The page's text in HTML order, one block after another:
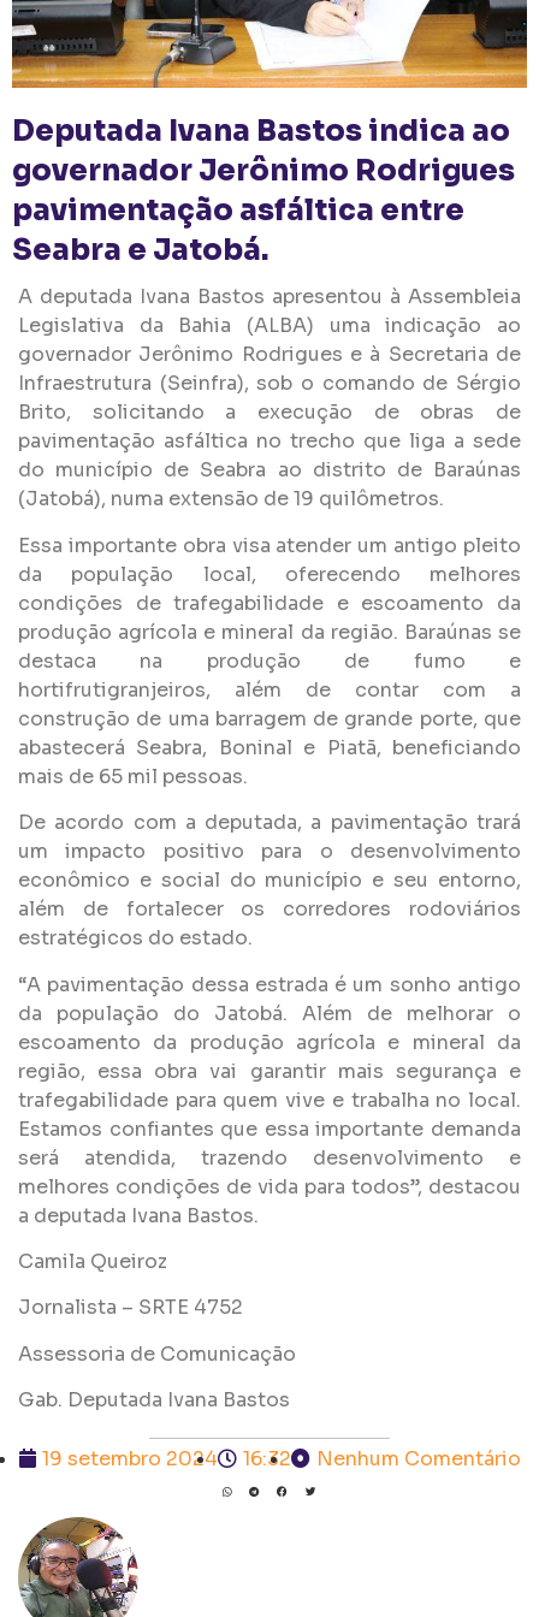
Deputada Ivana Bastos indica ao
governador Jerônimo Rodrigues
pavimentação asfáltica entre
Seabra e Jatobá.
A deputada Ivana Bastos apresentou à Assembleia
Legislativa da Bahia (ALBA) uma indicação ao
governador Jerônimo Rodrigues e à Secretaria de
Infraestrutura (Seinfra), sob o comando de Sérgio
Brito, solicitando a execução de obras de
pavimentação asfáltica no trecho que liga a sede
do município de Seabra ao distrito de Baraúnas
(Jatobá), numa extensão de 19 quilômetros.
Essa importante obra visa atender um antigo pleito
da população local, oferecendo melhores
condições de trafegabilidade e escoamento da
produção agrícola e mineral da região. Baraúnas se
destaca na produção de fumo e
hortifrutigranjeiros, além de contar com a
construção de uma barragem de grande porte, que
abastecerá Seabra, Boninal e Piatã, beneficiando
mais de 65 mil pessoas.
De acordo com a deputada, a pavimentação trará
um impacto positivo para o desenvolvimento
econômico e social do município e seu entorno,
além de fortalecer os corredores rodoviários
estratégicos do estado.
“A pavimentação dessa estrada é um sonho antigo
da população do Jatobá. Além de melhorar o
escoamento da produção agrícola e mineral da
região, essa obra vai garantir mais segurança e
trafegabilidade para quem vive e trabalha no local.
Estamos confiantes que essa importante demanda
será atendida, trazendo desenvolvimento e
melhores condições de vida para todos”, destacou
a deputada Ivana Bastos.
Camila Queiroz
Jornalista – SRTE 4752
Assessoria de Comunicação
Gab. Deputada Ivana Bastos
19 setembro 2024 16:32 Nenhum Comentário